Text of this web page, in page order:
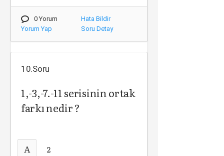
0 Yorum
Yorum Yap
Hata Bildir
Soru Detay
10.Soru
1,-3,-7.-11 serisinin ortak
farkı nedir ?
A 2